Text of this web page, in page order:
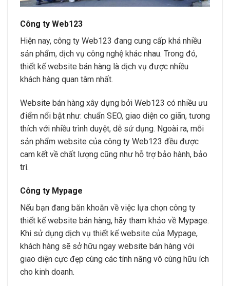
Công ty Web123
Hiện nay, công ty Web123 đang cung cấp khá nhiều
sản phẩm, dịch vụ công nghệ khác nhau. Trong đó,
thiết kế website bán hàng là dịch vụ được nhiều
khách hàng quan tâm nhất.
Website bán hàng xây dựng bởi Web123 có nhiều ưu
điểm nổi bật như: chuẩn SEO, giao diện co giãn, tương
thích với nhiều trình duyệt, dễ sử dụng. Ngoài ra, mỗi
sản phẩm website của công ty Web123 đều được
cam kết về chất lượng cũng như hỗ trợ bảo hành, bảo
trì.
Công ty Mypage
Nếu bạn đang băn khoăn về việc lựa chọn công ty
thiết kế website bán hàng, hãy tham khảo về Mypage.
Khi sử dụng dịch vụ thiết kế website của Mypage,
khách hàng sẽ sở hữu ngay website bán hàng với
giao diện cực đẹp cùng các tính năng vô cùng hữu ích
cho kinh doanh.